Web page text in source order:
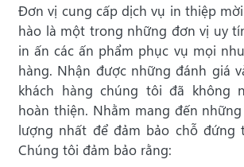
Đơn vị cung cấp dịch vụ in thiệp
hào là một trong những đơn vị uy
in ấn các ấn phẩm phục vụ mọi
hàng. Nhận được những đánh giá
khách hàng chúng tôi đã không
hoàn thiện. Nhằm mang đến
lượng nhất để đảm bảo chỗ đứng
Chúng tôi đảm bảo rằng: